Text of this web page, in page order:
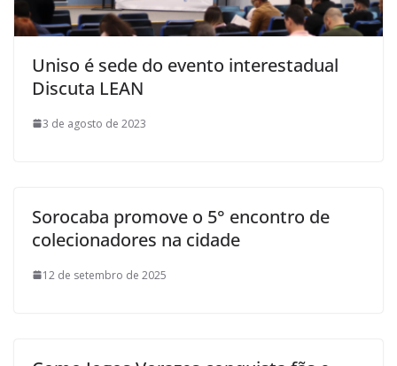
Uniso é sede do evento interestadual
Discuta LEAN
3 de agosto de 2023
Sorocaba promove o 5° encontro de
colecionadores na cidade
12 de setembro de 2025